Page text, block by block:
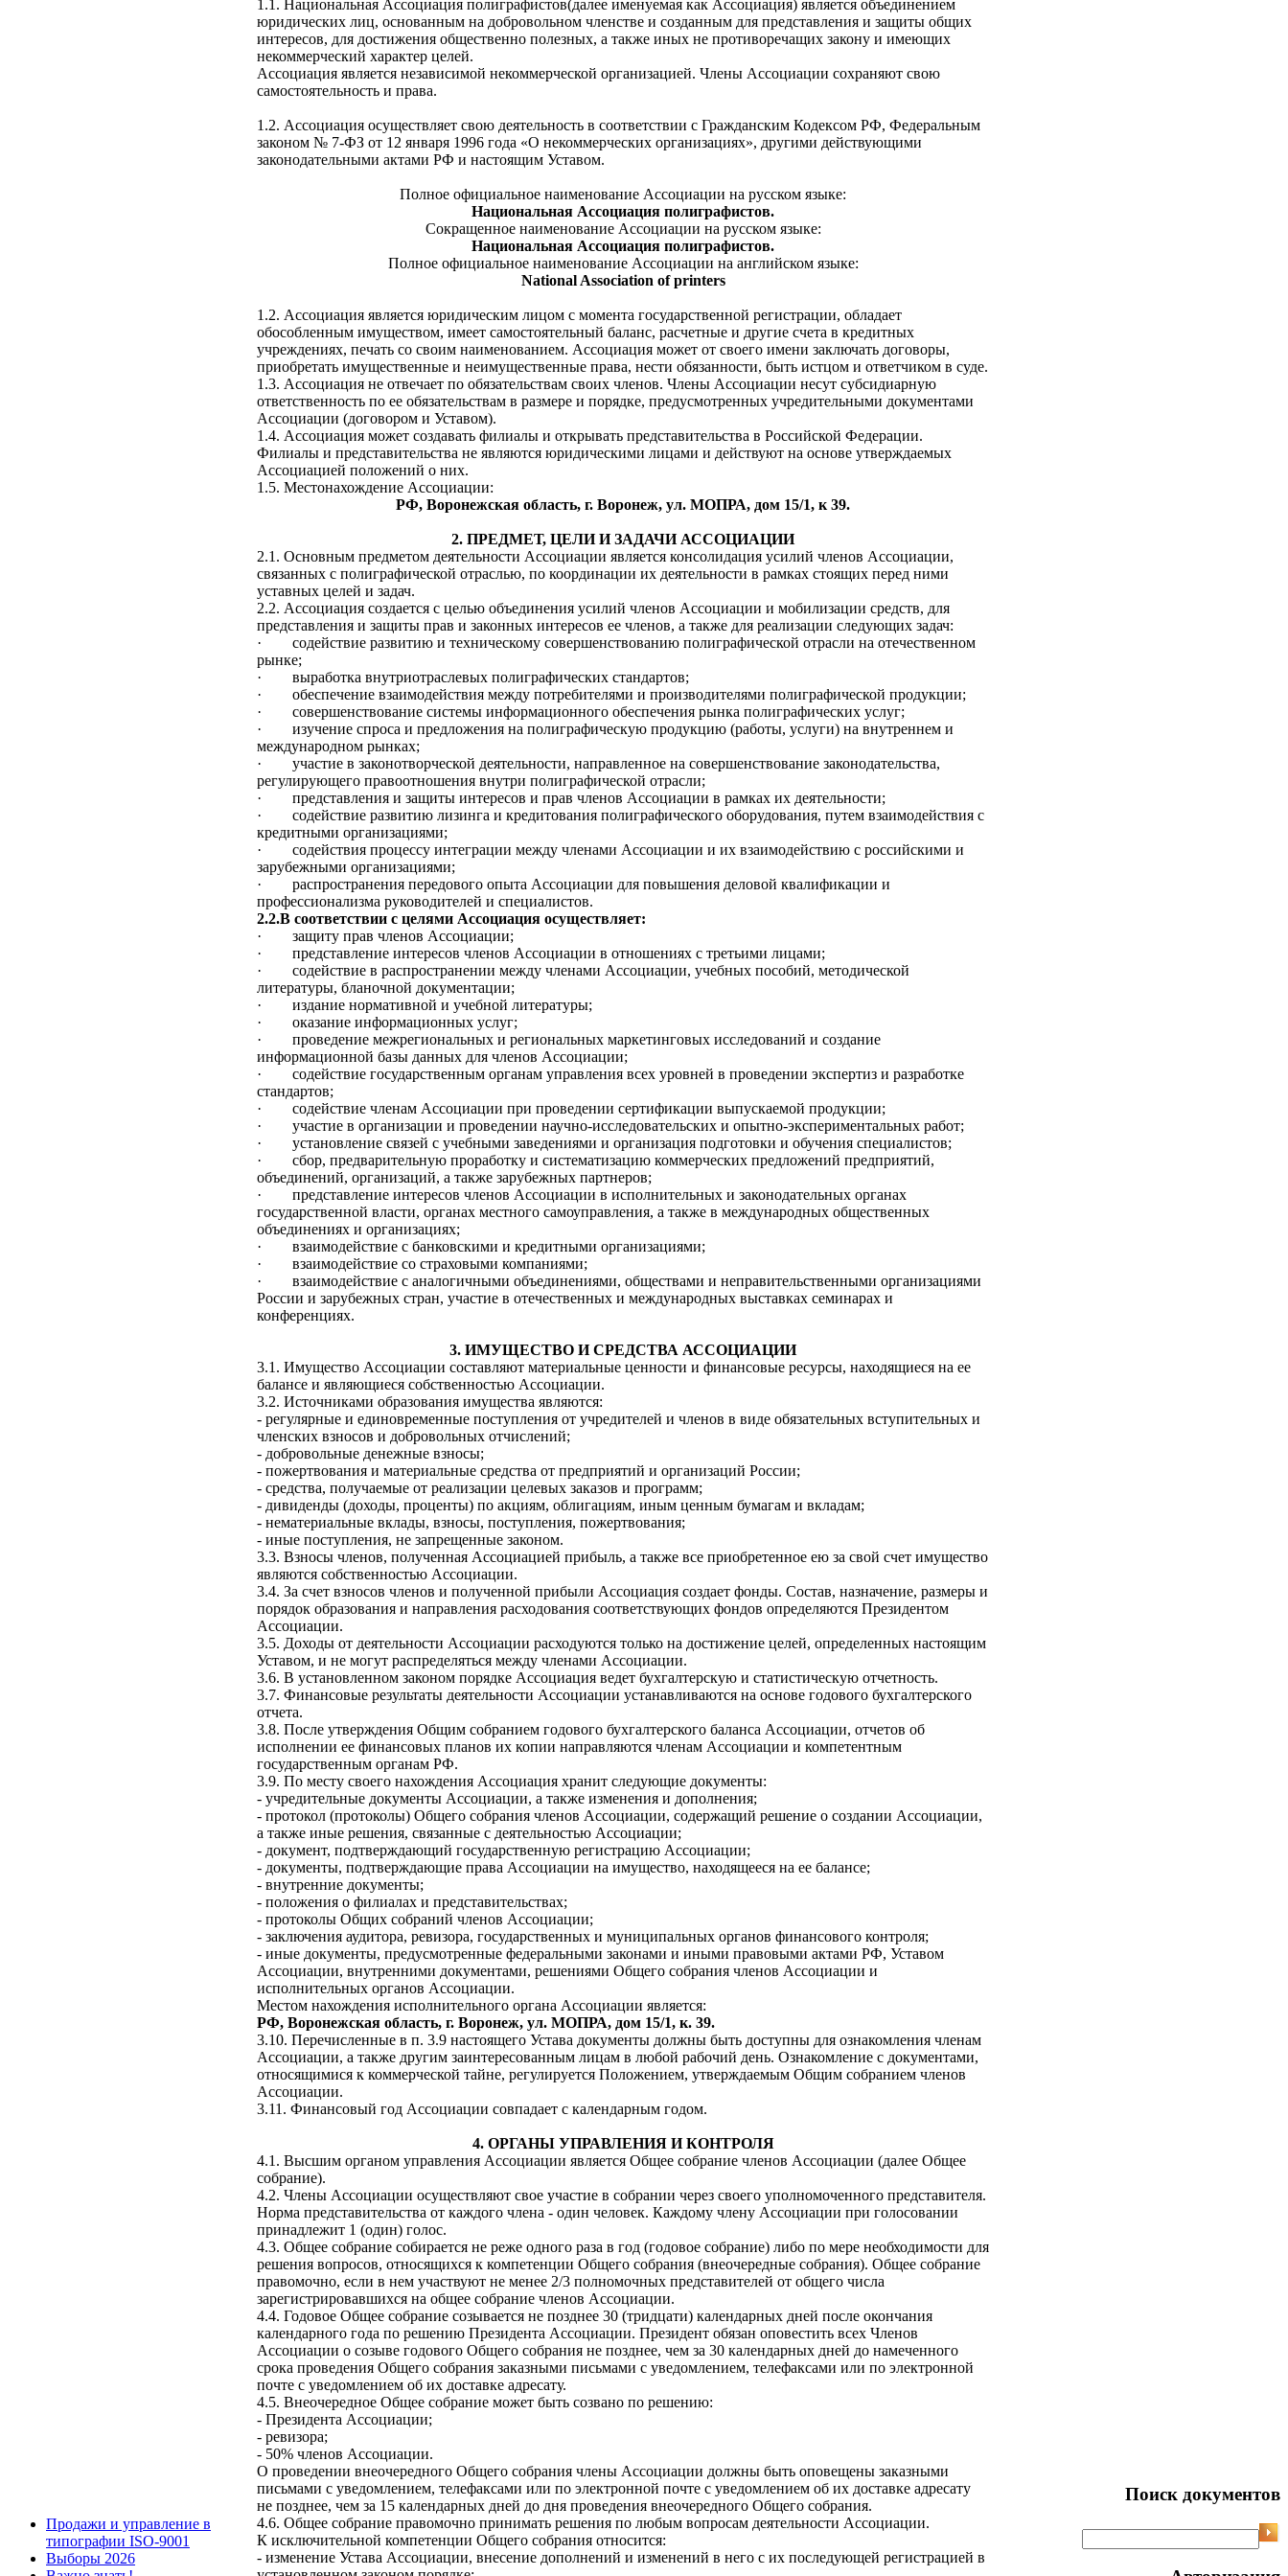
Продажи и управление в
типографии ISO-9001
Выборы 2026
1.1. Национальная Ассоциация полиграфистов(далее именуемая как Ассоциация) является объединением
юридических лиц, основанным на добровольном членстве и созданным для представления и защиты общих
интересов, для достижения общественно полезных, а также иных не противоречащих закону и имеющих
некоммерческий характер целей.
Ассоциация является независимой некоммерческой организацией. Члены Ассоциации сохраняют свою
самостоятельность и права.
1.2. Ассоциация осуществляет свою деятельность в соответствии с Гражданским Кодексом РФ, Федеральным
законом № 7-ФЗ от 12 января 1996 года «О некоммерческих организациях», другими действующими
законодательными актами РФ и настоящим Уставом.
Полное официальное наименование Ассоциации на русском языке:
Национальная Ассоциация полиграфистов.
Сокращенное наименование Ассоциации на русском языке:
Национальная Ассоциация полиграфистов.
Полное официальное наименование Ассоциации на английском языке:
National Association of printers
1.2. Ассоциация является юридическим лицом с момента государственной регистрации, обладает
обособленным имуществом, имеет самостоятельный баланс, расчетные и другие счета в кредитных
учреждениях, печать со своим наименованием. Ассоциация может от своего имени заключать договоры,
приобретать имущественные и неимущественные права, нести обязанности, быть истцом и ответчиком в суде.
1.3. Ассоциация не отвечает по обязательствам своих членов. Члены Ассоциации несут субсидиарную
ответственность по ее обязательствам в размере и порядке, предусмотренных учредительными документами
Ассоциации (договором и Уставом).
1.4. Ассоциация может создавать филиалы и открывать представительства в Российской Федерации.
Филиалы и представительства не являются юридическими лицами и действуют на основе утверждаемых
Ассоциацией положений о них.
1.5. Местонахождение Ассоциации:
РФ, Воронежская область, г. Воронеж, ул. МОПРА, дом 15/1, к 39.
2. ПРЕДМЕТ, ЦЕЛИ И ЗАДАЧИ АССОЦИАЦИИ
2.1. Основным предметом деятельности Ассоциации является консолидация усилий членов Ассоциации,
связанных с полиграфической отраслью, по координации их деятельности в рамках стоящих перед ними
уставных целей и задач.
2.2. Ассоциация создается с целью объединения усилий членов Ассоциации и мобилизации средств, для
представления и защиты прав и законных интересов ее членов, а также для реализации следующих задач:
·
содействие развитию и техническому совершенствованию полиграфической отрасли на отечественном
рынке;
·
выработка внутриотраслевых полиграфических стандартов;
·
обеспечение взаимодействия между потребителями и производителями полиграфической продукции;
·
совершенствование системы информационного обеспечения рынка полиграфических услуг;
·
изучение спроса и предложения на полиграфическую продукцию (работы, услуги) на внутреннем и
международном рынках;
·
участие в законотворческой деятельности, направленное на совершенствование законодательства,
регулирующего правоотношения внутри полиграфической отрасли;
·
представления и защиты интересов и прав членов Ассоциации в рамках их деятельности;
·
содействие развитию лизинга и кредитования полиграфического оборудования, путем взаимодействия с
кредитными организациями;
·
содействия процессу интеграции между членами Ассоциации и их взаимодействию с российскими и
зарубежными организациями;
·
распространения передового опыта Ассоциации для повышения деловой квалификации и
профессионализма руководителей и специалистов.
2.2.В соответствии с целями Ассоциация осуществляет:
·
защиту прав членов Ассоциации;
·
представление интересов членов Ассоциации в отношениях с третьими лицами;
·
содействие в распространении между членами Ассоциации, учебных пособий, методической
литературы, бланочной документации;
·
издание нормативной и учебной литературы;
·
оказание информационных услуг;
·
проведение межрегиональных и региональных маркетинговых исследований и создание
информационной базы данных для членов Ассоциации;
·
содействие государственным органам управления всех уровней в проведении экспертиз и разработке
стандартов;
·
содействие членам Ассоциации при проведении сертификации выпускаемой продукции;
·
участие в организации и проведении научно-исследовательских и опытно-экспериментальных работ;
·
установление связей с учебными заведениями и организация подготовки и обучения специалистов;
·
сбор, предварительную проработку и систематизацию коммерческих предложений предприятий,
объединений, организаций, а также зарубежных партнеров;
·
представление интересов членов Ассоциации в исполнительных и законодательных органах
государственной власти, органах местного самоуправления, а также в международных общественных
объединениях и организациях;
·
взаимодействие с банковскими и кредитными организациями;
·
взаимодействие со страховыми компаниями;
·
взаимодействие с аналогичными объединениями, обществами и неправительственными организациями
России и зарубежных стран, участие в отечественных и международных выставках семинарах и
конференциях.
3. ИМУЩЕСТВО И СРЕДСТВА АССОЦИАЦИИ
3.1. Имущество Ассоциации составляют материальные ценности и финансовые ресурсы, находящиеся на ее
балансе и являющиеся собственностью Ассоциации.
3.2. Источниками образования имущества являются:
- регулярные и единовременные поступления от учредителей и членов в виде обязательных вступительных и
членских взносов и добровольных отчислений;
- добровольные денежные взносы;
- пожертвования и материальные средства от предприятий и организаций России;
- средства, получаемые от реализации целевых заказов и программ;
- дивиденды (доходы, проценты) по акциям, облигациям, иным ценным бумагам и вкладам;
- нематериальные вклады, взносы, поступления, пожертвования;
- иные поступления, не запрещенные законом.
3.3. Взносы членов, полученная Ассоциацией прибыль, а также все приобретенное ею за свой счет имущество
являются собственностью Ассоциации.
3.4. За счет взносов членов и полученной прибыли Ассоциация создает фонды. Состав, назначение, размеры и
порядок образования и направления расходования соответствующих фондов определяются Президентом
Ассоциации.
3.5. Доходы от деятельности Ассоциации расходуются только на достижение целей, определенных настоящим
Уставом, и не могут распределяться между членами Ассоциации.
3.6. В установленном законом порядке Ассоциация ведет бухгалтерскую и статистическую отчетность.
3.7. Финансовые результаты деятельности Ассоциации устанавливаются на основе годового бухгалтерского
отчета.
3.8. После утверждения Общим собранием годового бухгалтерского баланса Ассоциации, отчетов об
исполнении ее финансовых планов их копии направляются членам Ассоциации и компетентным
государственным органам РФ.
3.9. По месту своего нахождения Ассоциация хранит следующие документы:
- учредительные документы Ассоциации, а также изменения и дополнения;
- протокол (протоколы) Общего собрания членов Ассоциации, содержащий решение о создании Ассоциации,
а также иные решения, связанные с деятельностью Ассоциации;
- документ, подтверждающий государственную регистрацию Ассоциации;
- документы, подтверждающие права Ассоциации на имущество, находящееся на ее балансе;
- внутренние документы;
- положения о филиалах и представительствах;
- протоколы Общих собраний членов Ассоциации;
- заключения аудитора, ревизора, государственных и муниципальных органов финансового контроля;
- иные документы, предусмотренные федеральными законами и иными правовыми актами РФ, Уставом
Ассоциации, внутренними документами, решениями Общего собрания членов Ассоциации и
исполнительных органов Ассоциации.
Местом нахождения исполнительного органа Ассоциации является:
РФ, Воронежская область, г. Воронеж, ул. МОПРА, дом 15/1, к. 39.
3.10. Перечисленные в п. 3.9 настоящего Устава документы должны быть доступны для ознакомления членам
Ассоциации, а также другим заинтересованным лицам в любой рабочий день. Ознакомление с документами,
относящимися к коммерческой тайне, регулируется Положением, утверждаемым Общим собранием членов
Ассоциации.
3.11. Финансовый год Ассоциации совпадает с календарным годом.
4. ОРГАНЫ УПРАВЛЕНИЯ И КОНТРОЛЯ
4.1. Высшим органом управления Ассоциации является Общее собрание членов Ассоциации (далее Общее
собрание).
4.2. Члены Ассоциации осуществляют свое участие в собрании через своего уполномоченного представителя.
Норма представительства от каждого члена - один человек. Каждому члену Ассоциации при голосовании
принадлежит 1 (один) голос.
4.3. Общее собрание собирается не реже одного раза в год (годовое собрание) либо по мере необходимости для
решения вопросов, относящихся к компетенции Общего собрания (внеочередные собрания). Общее собрание
правомочно, если в нем участвуют не менее 2/3 полномочных представителей от общего числа
зарегистрировавшихся на общее собрание членов Ассоциации.
4.4. Годовое Общее собрание созывается не позднее 30 (тридцати) календарных дней после окончания
календарного года по решению Президента Ассоциации. Президент обязан оповестить всех Членов
Ассоциации о созыве годового Общего собрания не позднее, чем за 30 календарных дней до намеченного
срока проведения Общего собрания заказными письмами с уведомлением, телефаксами или по электронной
почте с уведомлением об их доставке адресату.
4.5. Внеочередное Общее собрание может быть созвано по решению:
- Президента Ассоциации;
- ревизора;
- 50% членов Ассоциации.
О проведении внеочередного Общего собрания члены Ассоциации должны быть оповещены заказными
письмами с уведомлением, телефаксами или по электронной почте с уведомлением об их доставке адресату
не позднее, чем за 15 календарных дней до дня проведения внеочередного Общего собрания.
4.6. Общее собрание правомочно принимать решения по любым вопросам деятельности Ассоциации.
К исключительной компетенции Общего собрания относится:
- изменение Устава Ассоциации, внесение дополнений и изменений в него с их последующей регистрацией в
Поиск документов